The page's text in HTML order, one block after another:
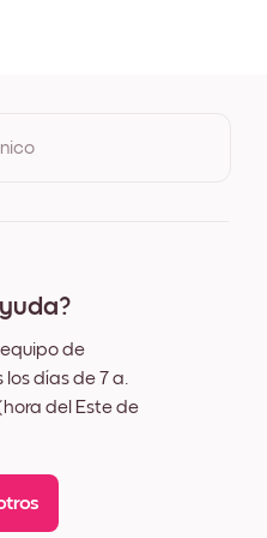
de
días de 7 a.
del Este de